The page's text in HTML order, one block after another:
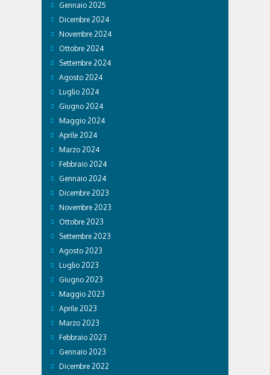
Gennaio 2025
Dicembre 2024
Novembre 2024
Ottobre 2024
Settembre 2024
Agosto 2024
Luglio 2024
Giugno 2024
Maggio 2024
Aprile 2024
Marzo 2024
Febbraio 2024
Gennaio 2024
Dicembre 2023
Novembre 2023
Ottobre 2023
Settembre 2023
Agosto 2023
Luglio 2023
Giugno 2023
Maggio 2023
Aprile 2023
Marzo 2023
Febbraio 2023
Gennaio 2023
Dicembre 2022